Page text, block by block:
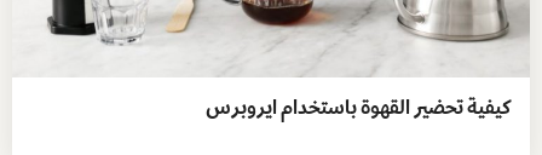
كيفية تحضير القهوة باستخدام ايروبرس